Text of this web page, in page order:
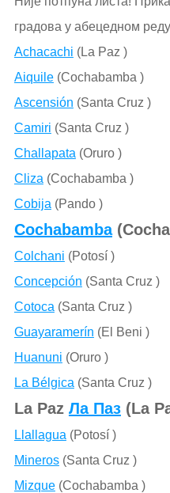
градова у абецедном
Achacachi (La Paz )
Aiquile(Cochabamba )
Ascensión (Santa Cruz )
Camiri (Santa Cruz )
Challapata (Oruro )
Cliza (Cochabamba )
Cobija (Pando )
Cochabamba
Colchani (Potosí )
Concepción (Santa Cruz )
Cotoca (Santa Cruz )
Guayaramerín (El Beni )
Huanuni (Oruro )
La Bélgica (Santa Cruz )
La Paz Ла Паз(La
Llallagua (Potosí )
Mineros(Santa Cruz )
Mizque(Cochabamba )